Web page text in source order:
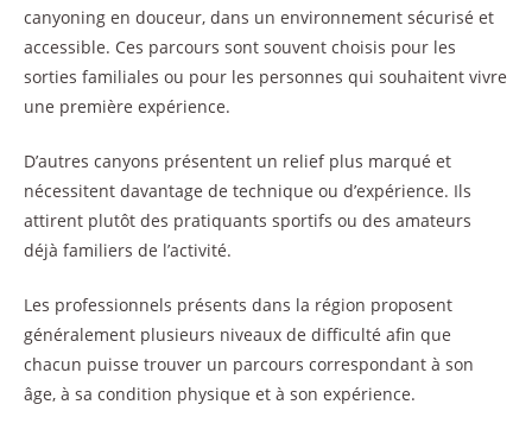
canyoning en douceur, dans un environnement sécurisé et
accessible. Ces parcours sont souvent choisis pour les
sorties familiales ou pour les personnes qui souhaitent vivre
une première expérience.
D’autres canyons présentent un relief plus marqué et
nécessitent davantage de technique ou d’expérience. Ils
attirent plutôt des pratiquants sportifs ou des amateurs
déjà familiers de l’activité.
Les professionnels présents dans la région proposent
généralement plusieurs niveaux de difficulté afin que
chacun puisse trouver un parcours correspondant à son
âge, à sa condition physique et à son expérience.